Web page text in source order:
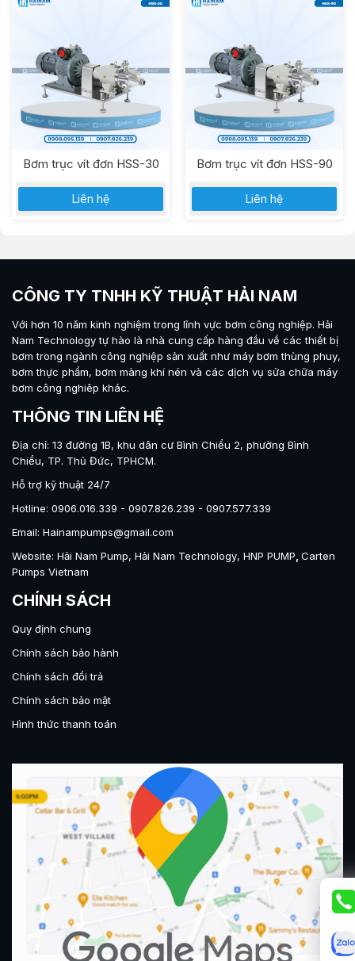
Bơm trục vít đơn HSS-30
Liên hệ
Bơm trục vít đơn HSS-90
Liên hệ
CÔNG TY TNHH KỸ THUẬT HẢI NAM
Với hơn 10 năm kinh nghiệm trong lĩnh vực bơm công nghiệp. Hải
Nam Technologytự hào là nhà cung cấp hàng đầu về các thiết bị
bơm trong ngành công nghiệp sản xuất như máy bơm thùng phuy,
bơm thực phẩm, bơm màng khí nén và các dịch vụ sửa chữa máy
bơm công nghiêp khác.
THÔNG TIN LIÊN HỆ
Địa chỉ: 13 đường 1B, khu dân cư Bình Chiểu 2, phường Bình
Chiểu, TP. Thủ Đức, TPHCM.
Hỗ trợ kỹ thuật 24/7
Hotline: 0906.016.339 - 0907.826.239 - 0907.577.339
Email: Hainampumps@gmail.com
Website: Hải Nam Pump, Hải Nam Technology, HNP PUMP Carten
Pumps Vietnam
CHÍNH SÁCH
Quy định chung
Chính sách bảo hành
Chính sách đổi trả
Chính sách bảo mật
Hình thức thanh toán